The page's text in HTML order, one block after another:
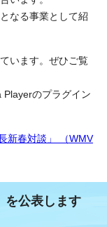
なる事業として紹
います。ぜひご覧
Playerのプラグイン
新春対談」 （WMV
を公表します